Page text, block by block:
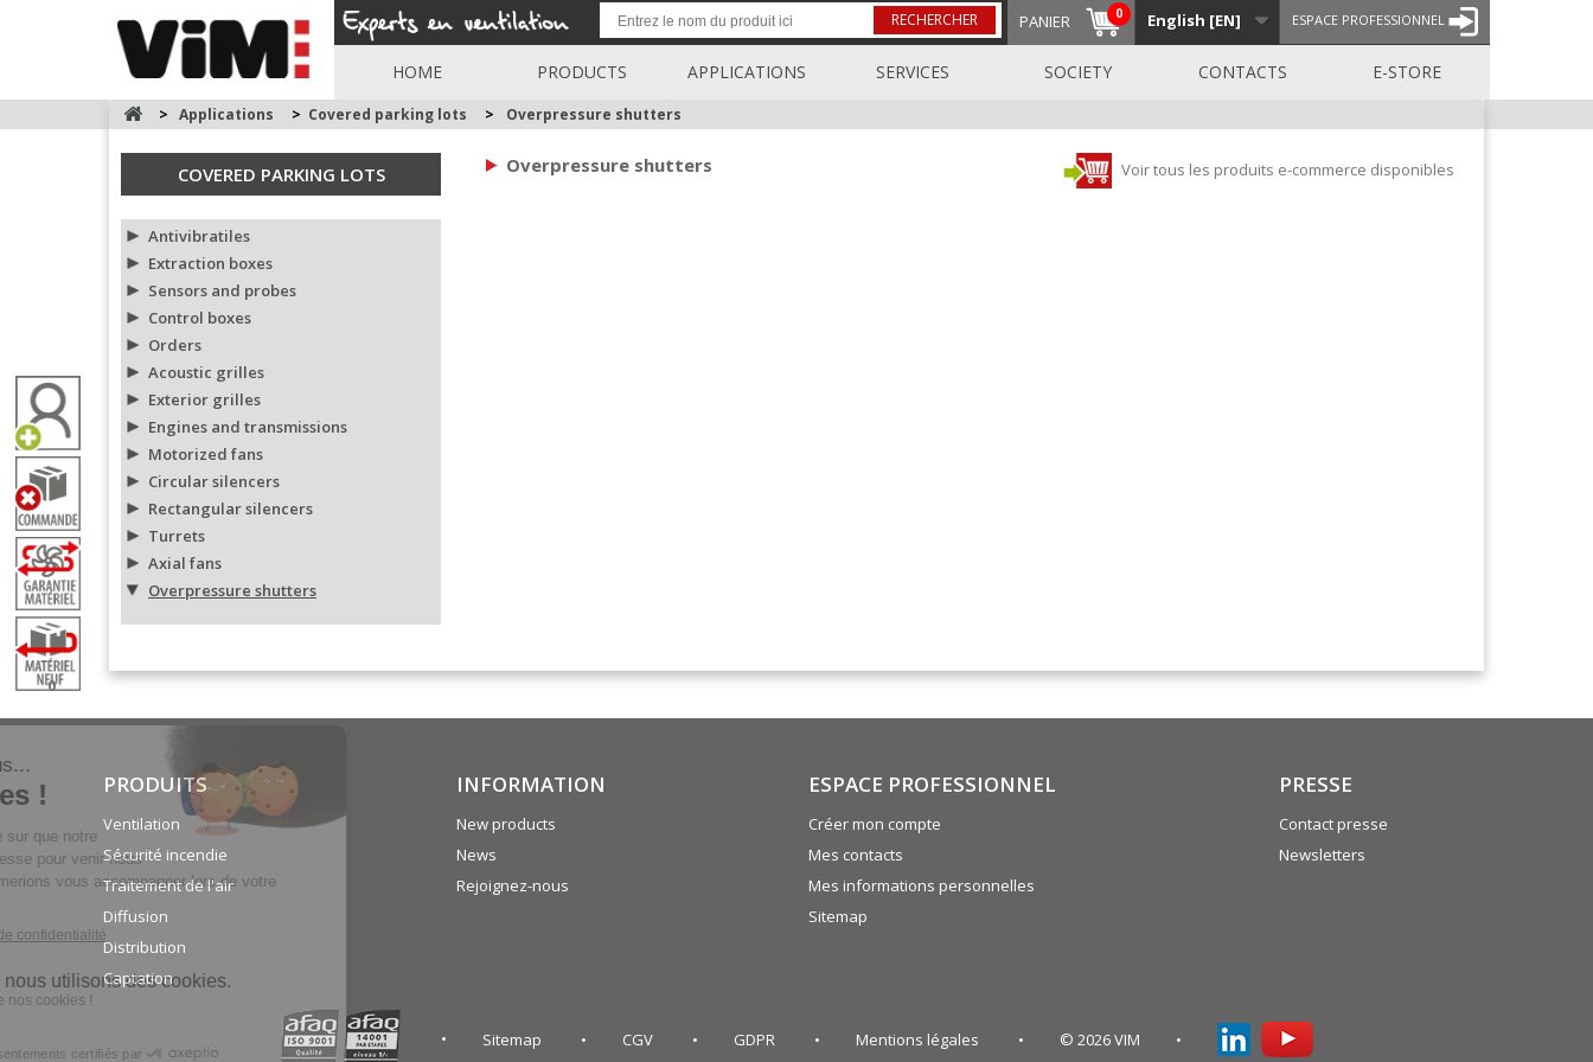
ESPACE PROFESSIONNEL
English [EN]
PANIER 0
RECHERCHER
HOME PRODUCTS APPLICATIONS SERVICES SOCIETY CONTACTS E-STORE
0
> Applications > Covered parking lots > Overpressure shutters
COVERED PARKING LOTS
Antivibratiles
Extraction boxes
Sensors and probes
Control boxes
Orders
Acoustic grilles
Exterior grilles
Engines and transmissions
Motorized fans
Circular silencers
Rectangular silencers
Turrets
Axial fans
Overpressure shutters
Overpressure shutters Voir tous les produits e-commerce disponibles
PRODUITS
Ventilation
Sécurité incendie
Traitement de l'air
Diffusion
Distribution
Captation
INFORMATION
New products
News
Rejoignez-nous
ESPACE PROFESSIONNEL
Créer mon compte
Mes contacts
Mes informations personnelles
Sitemap
PRESSE
Contact presse
Newsletters
Sitemap CGV GDPR Mentions légales © 2026 VIM